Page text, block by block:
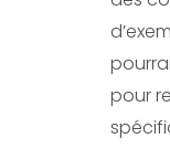
pour